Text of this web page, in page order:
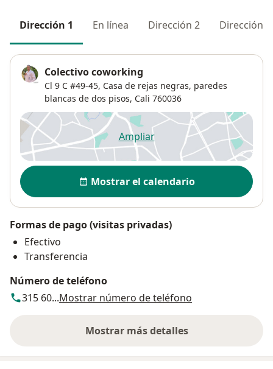
Dirección 1 En línea Dirección 2 Dirección 3
Colectivo coworking
Cl 9 C #49-45, Casa de rejas negras, paredes
blancas de dos pisos, Cali 760036
Ampliarse abre en una nueva
Disponibilidad
Mostrar el calendario
Formas de pago (visitas privadas)
Efectivo
Transferencia
Número de teléfono
315 60...Mostrar número de teléfono
Mostrar más detalles
sobre la dirección